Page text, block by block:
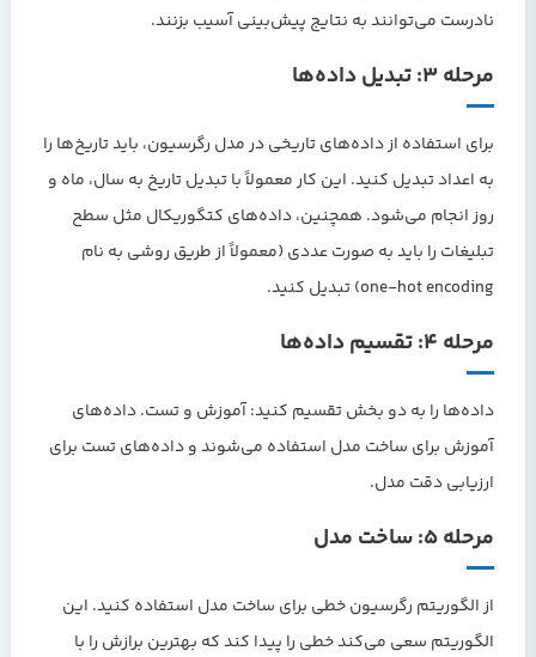
نادرست می‌توانند به نتایج پیش‌بینی آسیب بزنند.
مرحله ۳: تبدیل داده‌ها
برای استفاده از داده‌های تاریخی در مدل رگرسیون، باید تاریخ‌ها را
به اعداد تبدیل کنید. این کار معمولاً با تبدیل تاریخ به سال، ماه و
روز انجام می‌شود. همچنین، داده‌های کتگوریکال مثل سطح
تبلیغات را باید به صورت عددی (معمولاً از طریق روشی به نام
one-hot encoding) تبدیل کنید.
مرحله ۴: تقسیم داده‌ها
داده‌ها را به دو بخش تقسیم کنید: آموزش و تست. داده‌های
آموزش برای ساخت مدل استفاده می‌شوند و داده‌های تست برای
ارزیابی دقت مدل.
مرحله ۵: ساخت مدل
از الگوریتم رگرسیون خطی برای ساخت مدل استفاده کنید. این
الگوریتم سعی می‌کند خطی را پیدا کند که بهترین برازش را با